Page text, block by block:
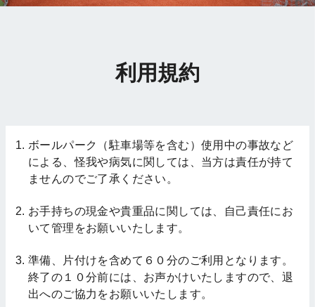
利用規約
ボールパーク（駐車場等を含む）使用中の事故など
による、怪我や病気に関しては、当方は責任が持て
ませんのでご了承ください。
お手持ちの現金や貴重品に関しては、自己責任にお
いて管理をお願いいたします。
準備、片付けを含めて６０分のご利用となります。
終了の１０分前には、お声かけいたしますので、退
出へのご協力をお願いいたします。